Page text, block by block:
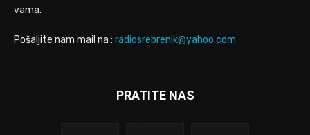
vama.
Pošaljite nam mail na : radiosrebrenik@yahoo.com
PRATITE NAS